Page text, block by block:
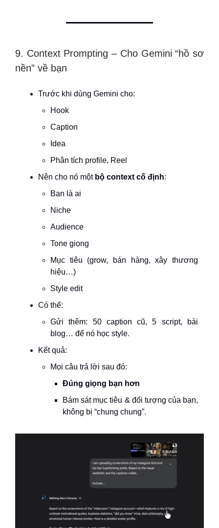
9. Context Prompting – Cho Gemini “hồ sơ
nền” về bạn
Trước khi dùng Gemini cho:
Hook
Caption
Idea
Phân tích profile, Reel
Nên cho nó một bộ context cố định:
Bạn là ai
Niche
Audience
Tone giọng
Mục tiêu (grow, bán hàng, xây thương
hiệu…)
Style edit
Có thể:
Gửi thêm: 50 caption cũ, 5 script, bài
blog… để nó học style.
Kết quả:
Mọi câu trả lời sau đó:
Đúng giọng bạn hơn
Bám sát mục tiêu & đối tượng của bạn,
không bị “chung chung”.